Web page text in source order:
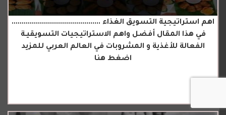
اهم استراتيجية التسويق الغذاء ............................................
في هذا المقال أفضل واهم الاستراتيجيات التسويقيـة
الفعالة للأغذية و المشروبات في العالم العربي للمزيد
اضغط هنا